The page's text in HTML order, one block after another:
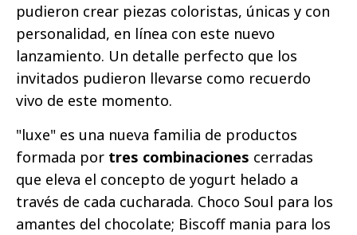
pudieron crear piezas coloristas, únicas y con
personalidad, en línea con este nuevo
lanzamiento. Un detalle perfecto que los
invitados pudieron llevarse como recuerdo
vivo de este momento.
"luxe" es una nueva familia de productos
formada por tres combinaciones cerradas
que eleva el concepto de yogurt helado a
través de cada cucharada. Choco Soul para los
amantes del chocolate; Biscoff mania para los